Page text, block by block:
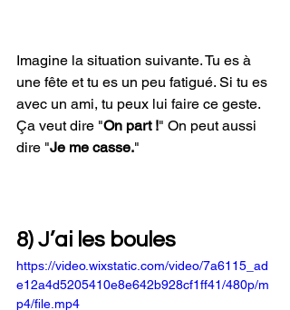
Imagine la situation suivante. Tu es à
une fête et tu es un peu fatigué. Si tu es
avec un ami, tu peux lui faire ce geste.
Ça veut dire "On part !" On peut aussi
dire "Je me casse."
8) J’ai les boules
https://video.wixstatic.com/video/7a6115_ad
e12a4d5205410e8e642b928cf1ff41/480p/m
p4/file.mp4